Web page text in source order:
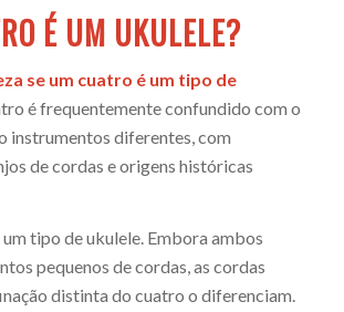
É UM UKULELE?
se um cuatro é um tipo de
é frequentemente confundido com o
instrumentos diferentes, com
de cordas e origens históricas
um tipo de ukulele. Embora ambos
pequenos de cordas, as cordas
distinta do cuatro o diferenciam.